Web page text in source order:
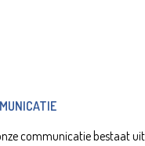
communicatie bestaat